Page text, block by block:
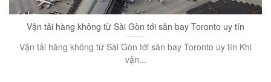
Vận tải hàng không từ Sài Gòn tới sân bay Toronto uy tín
Vận tải hàng không từ Sài Gòn tới sân bay Toronto uy tín Khi
vận...